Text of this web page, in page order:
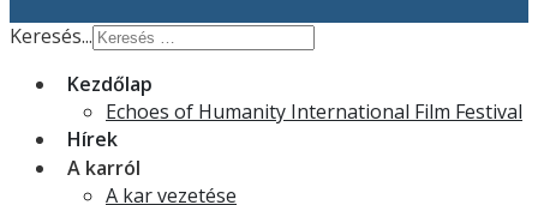
Keresés...
Kezdőlap
Echoes of Humanity International Film Festival
Hírek
A karról
A kar vezetése